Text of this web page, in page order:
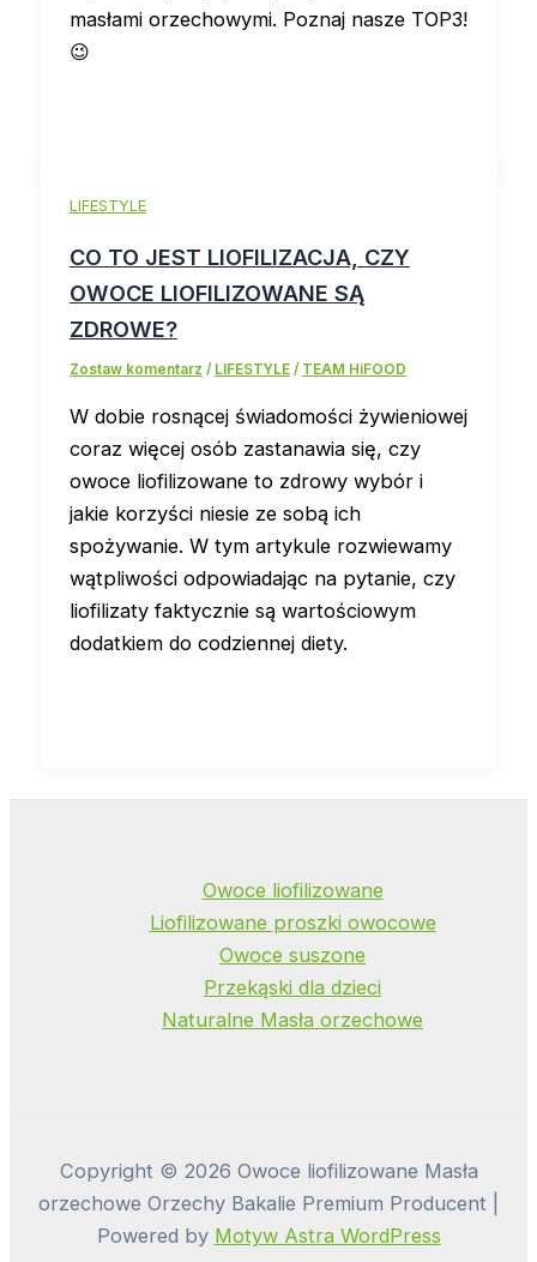
masłami orzechowymi. Poznaj nasze TOP3!
😉
LIFESTYLE
CO TO JEST LIOFILIZACJA, CZY
OWOCE LIOFILIZOWANE SĄ
ZDROWE?
Zostaw komentarz / LIFESTYLE/ TEAM HiFOOD
W dobie rosnącej świadomości żywieniowej
coraz więcej osób zastanawia się, czy
owoce liofilizowane to zdrowy wybór i
jakie korzyści niesie ze sobą ich
spożywanie. W tym artykule rozwiewamy
wątpliwości odpowiadając na pytanie, czy
liofilizaty faktycznie są wartościowym
dodatkiem do codziennej diety.
Owoce liofilizowane
Liofilizowane proszki owocowe
Owoce suszone
Przekąski dla dzieci
Naturalne Masła orzechowe
Copyright © 2026 Owoce liofilizowane Masła
orzechowe Orzechy Bakalie Premium Producent |
Powered by Motyw Astra WordPress